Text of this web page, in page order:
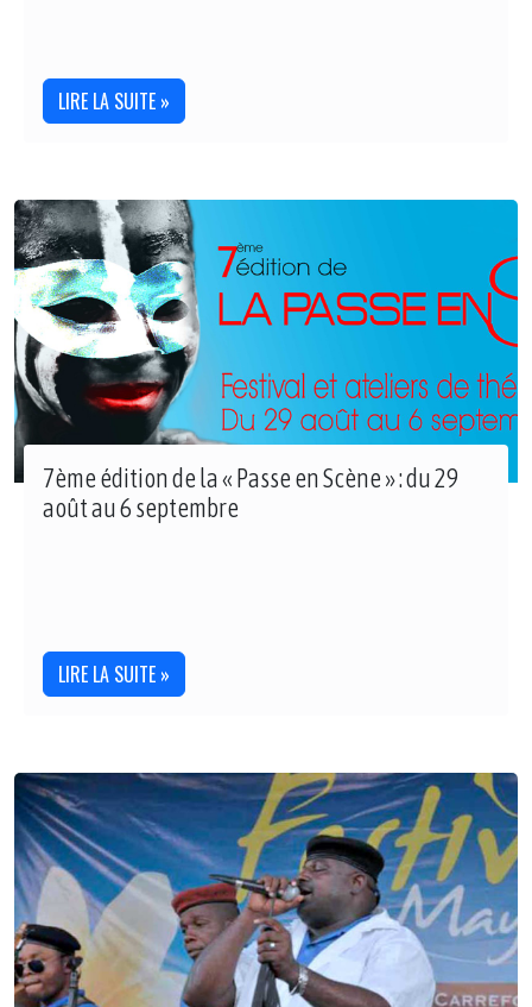
LIRE LA SUITE »
7ème édition de la « Passe en Scène » : du 29
août au 6 septembre
LIRE LA SUITE »